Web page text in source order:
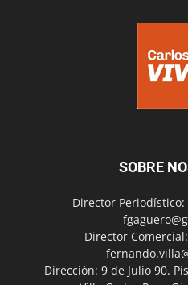
SOBRE
Director
Director
Dirección: 9 de Julio 90.